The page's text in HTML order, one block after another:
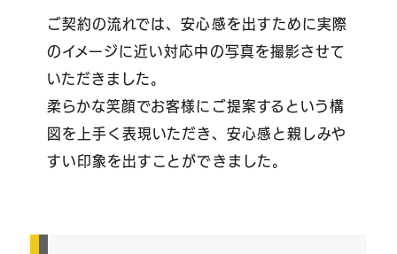
ご契約の流れでは、安心感を出すために実際
のイメージに近い対応中の写真を撮影させて
いただきました。
柔らかな笑顔でお客様にご提案するという構
図を上手く表現いただき、安心感と親しみや
すい印象を出すことができました。